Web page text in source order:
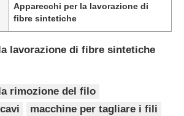
Apparecchi per la lavorazione di
fibre sintetiche
lavorazione di fibre sintetiche
rimozione del filo
macchine per tagliare i fili